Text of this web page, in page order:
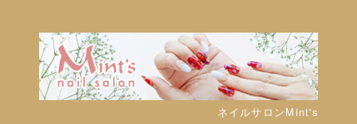
ネイルサロンMint's